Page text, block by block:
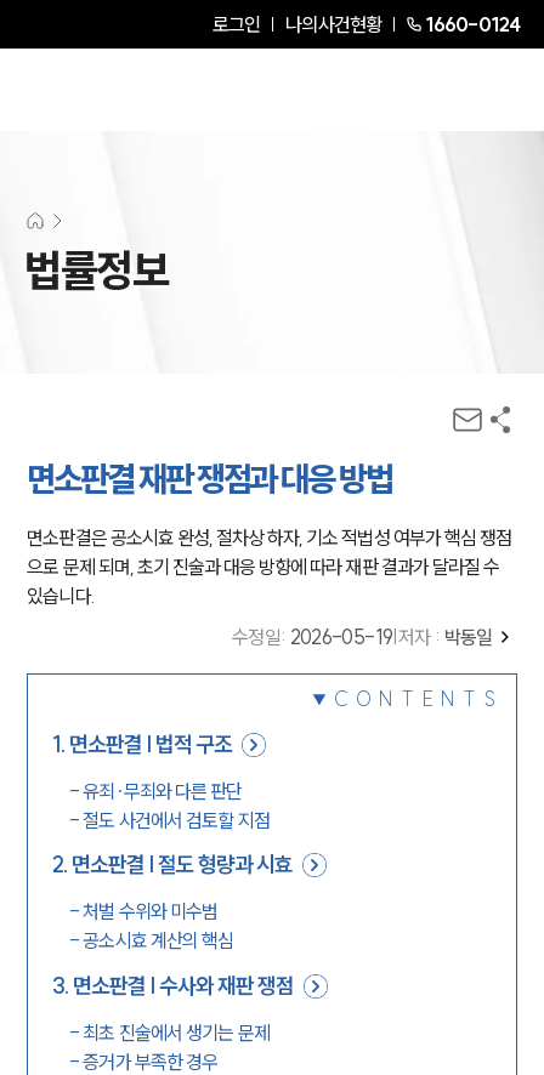
로그인 나의사건현황 1660-0124
법률정보
면소판결 재판 쟁점과 대응 방법
면소판결은 공소시효 완성, 절차상 하자, 기소 적법성 여부가 핵심 쟁점
으로 문제 되며, 초기 진술과 대응 방향에 따라 재판 결과가 달라질 수
있습니다.
수정일: 2026-05-19 저자 : 박동일
CONTENTS
1. 면소판결 | 법적 구조
-유죄·무죄와 다른 판단
- 절도 사건에서 검토할 지점
2. 면소판결 | 절도 형량과 시효
-처벌 수위와 미수범
-공소시효 계산의 핵심
3. 면소판결 | 수사와 재판 쟁점
- 최초 진술에서 생기는 문제
-증거가 부족한 경우